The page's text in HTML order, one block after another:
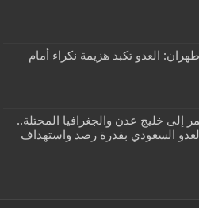
العدو تكبد هزيمة نكراء أمام
إلى خليج عدن والجغرافيا المحتلة..
السعودي بقدرة رصد واستهداف